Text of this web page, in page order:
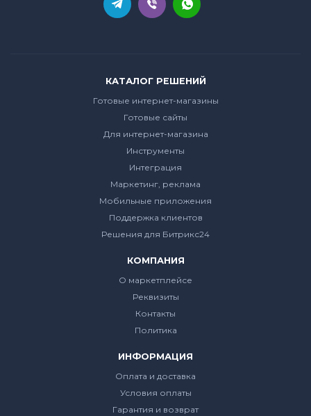
КАТАЛОГ РЕШЕНИЙ
Готовые интернет-магазины
Готовые сайты
Для интернет-магазина
Инструменты
Интеграция
Маркетинг, реклама
Мобильные приложения
Поддержка клиентов
Решения для Битрикс24
КОМПАНИЯ
О маркетплейсе
Реквизиты
Контакты
Политика
ИНФОРМАЦИЯ
Оплата и доставка
Условия оплаты
Гарантия и возврат